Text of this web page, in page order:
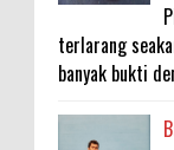
terlarang
banyak bukti